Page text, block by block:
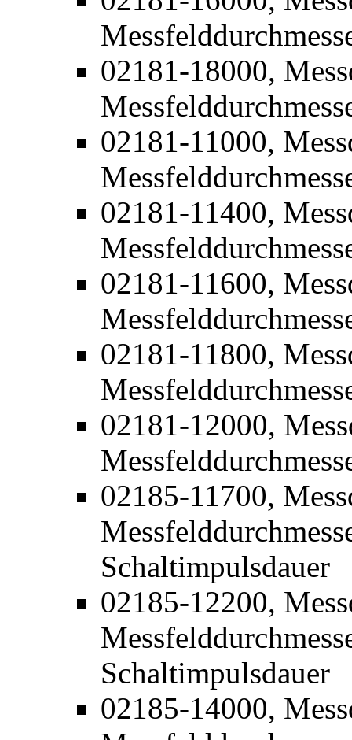
02181-18000,
02181-11000,
02181-11400,
02181-11600,
02181-11800,
02181-12000,
02185-11700,
Schaltimpulsdauer
02185-12200,
Schaltimpulsdauer
02185-14000,